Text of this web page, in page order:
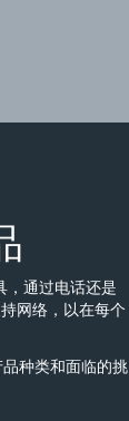
，通过电话还是
网络，以在每个
种类和面临的挑